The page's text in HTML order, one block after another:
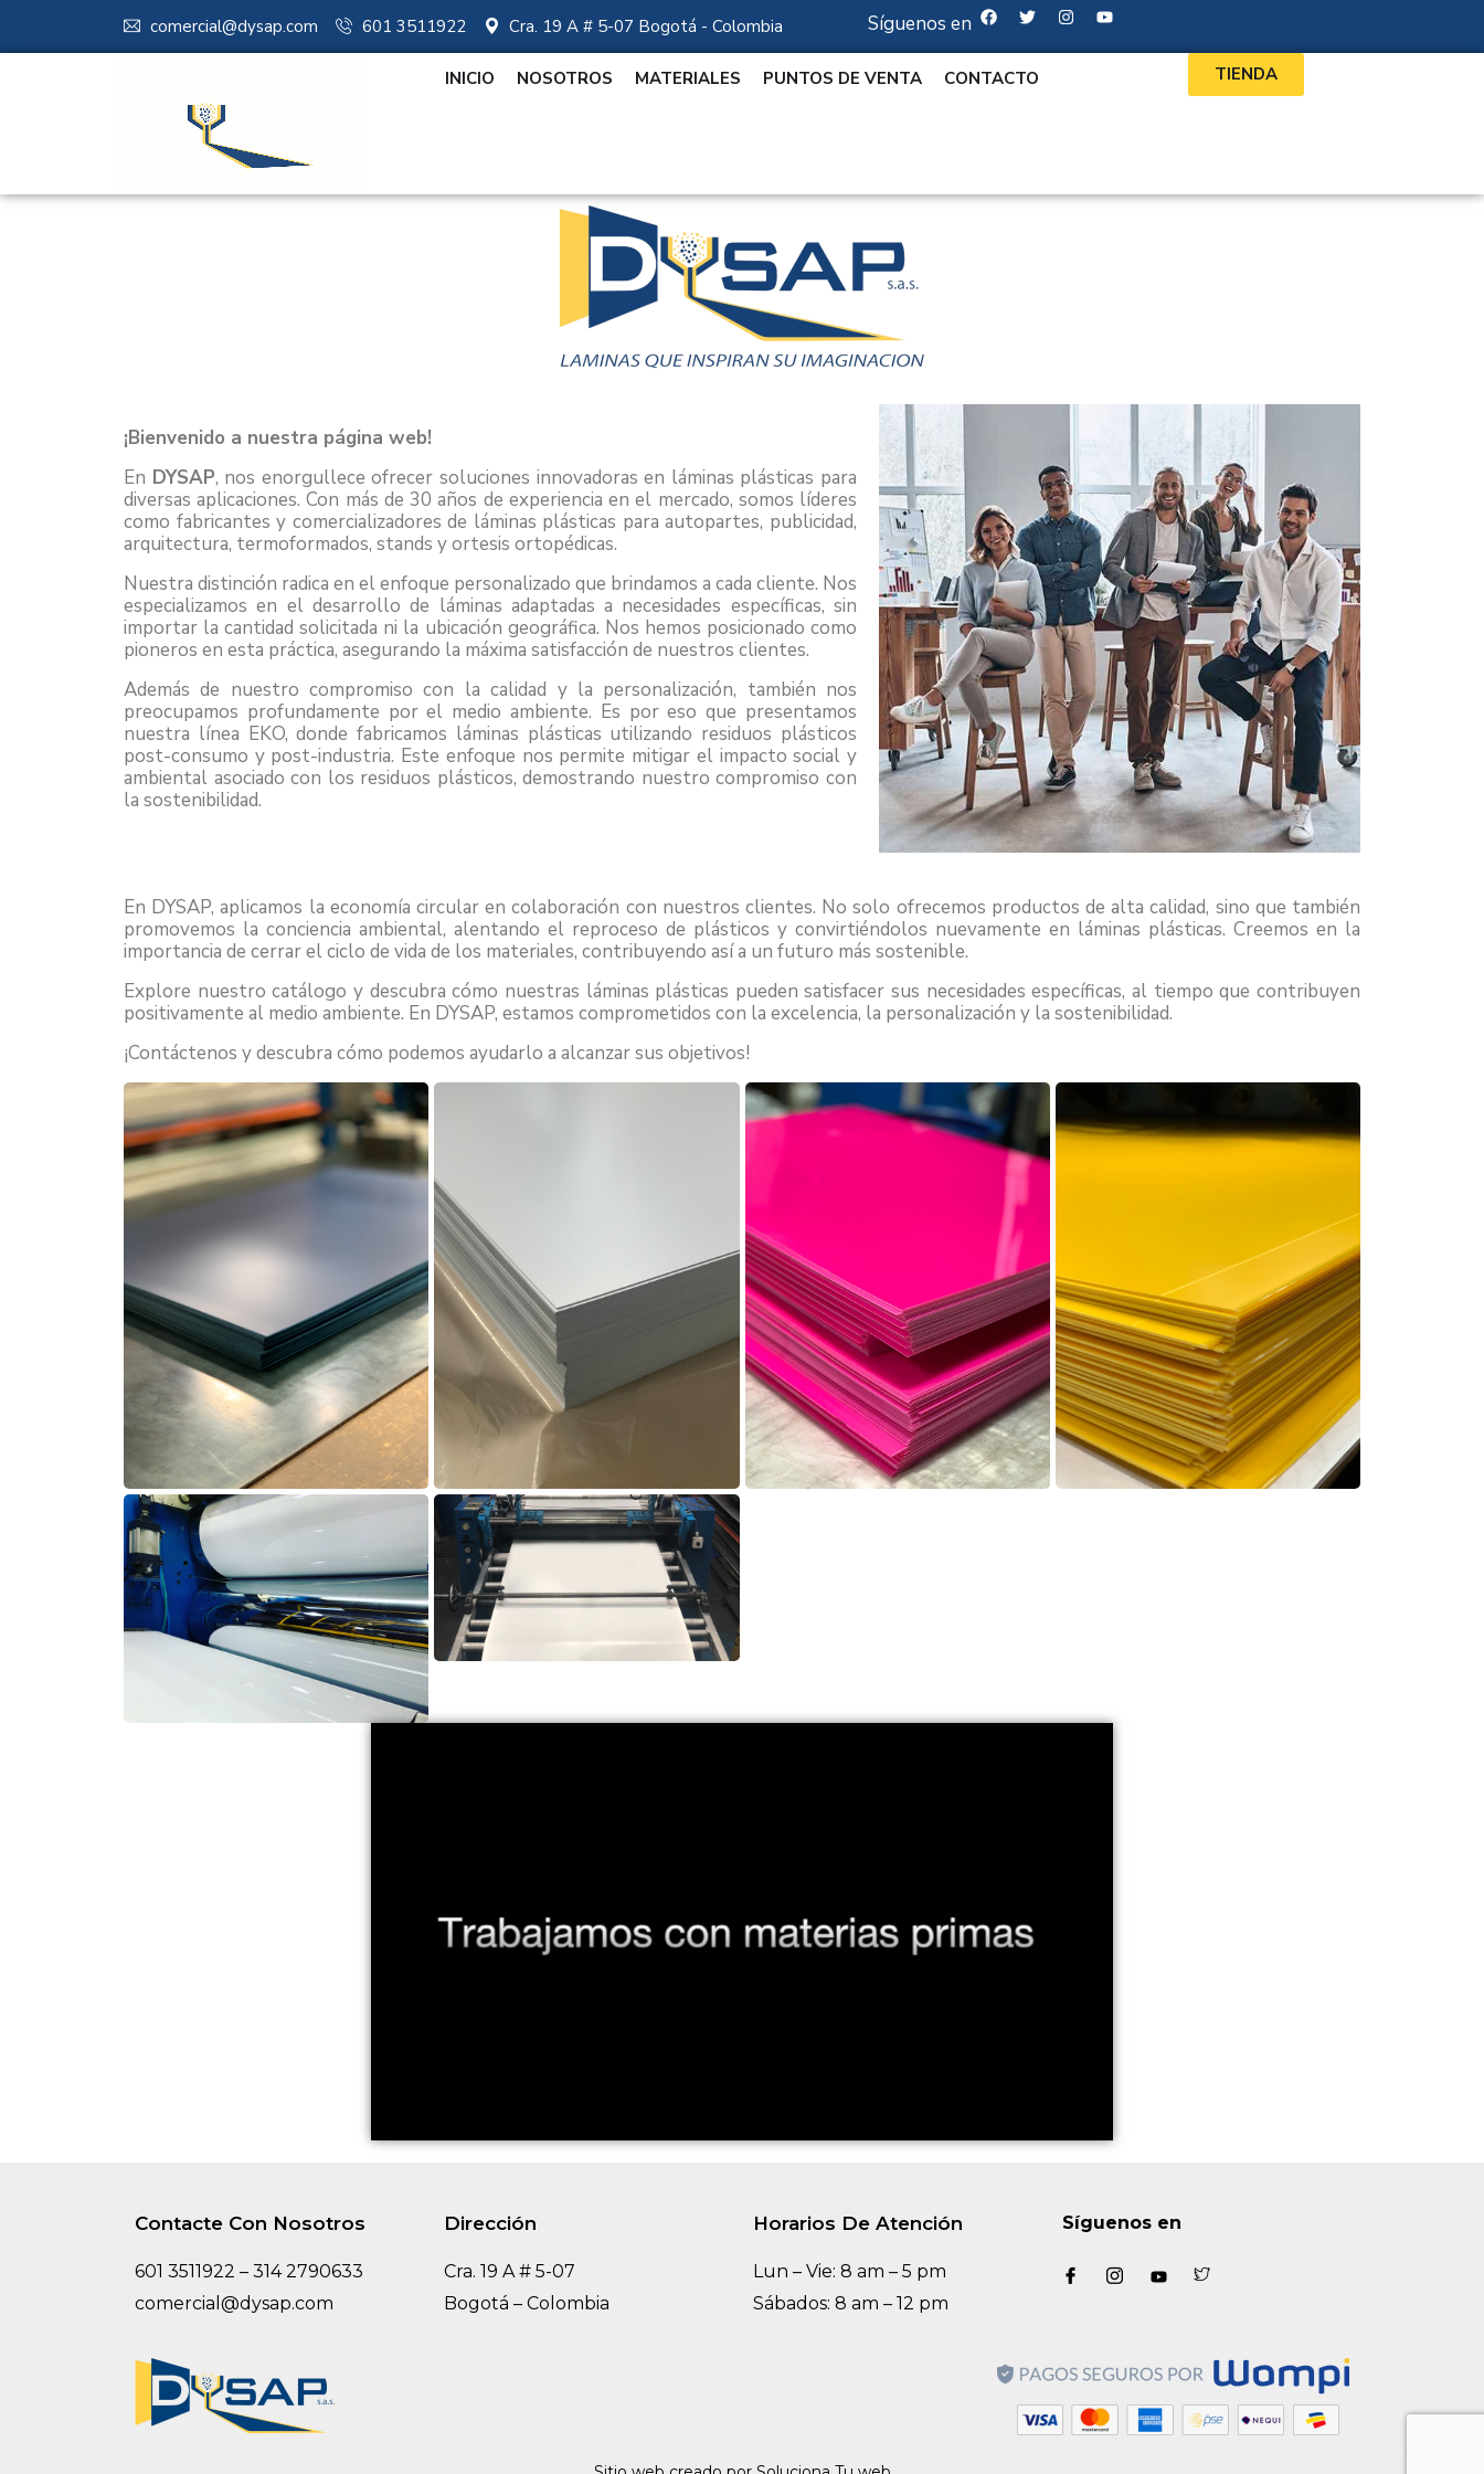
comercial@dysap.com 601 3511922 Cra. 19 A # 5-07 Bogotá - Colombia Síguenos en
INICIO NOSOTROS MATERIALES PUNTOS DE VENTA CONTACTO TIENDA
¡Bienvenido a nuestra página web!
En DYSAP, nos enorgullece ofrecer soluciones innovadoras en láminas plásticas para
diversas aplicaciones. Con más de 30 años de experiencia en el mercado, somos líderes
como fabricantes y comercializadores de láminas plásticas para autopartes, publicidad,
arquitectura, termoformados, stands y ortesis ortopédicas.
Nuestra distinción radica en el enfoque personalizado que brindamos a cada cliente. Nos
especializamos en el desarrollo de láminas adaptadas a necesidades específicas, sin
importar la cantidad solicitada ni la ubicación geográfica. Nos hemos posicionado como
pioneros en esta práctica, asegurando la máxima satisfacción de nuestros clientes.
Además de nuestro compromiso con la calidad y la personalización, también nos
preocupamos profundamente por el medio ambiente. Es por eso que presentamos
nuestra línea EKO, donde fabricamos láminas plásticas utilizando residuos plásticos
post-consumo y post-industria. Este enfoque nos permite mitigar el impacto social y
ambiental asociado con los residuos plásticos, demostrando nuestro compromiso con
la sostenibilidad.
En DYSAP, aplicamos la economía circular en colaboración con nuestros clientes. No solo ofrecemos productos de alta calidad, sino que también
promovemos la conciencia ambiental, alentando el reproceso de plásticos y convirtiéndolos nuevamente en láminas plásticas. Creemos en la
importancia de cerrar el ciclo de vida de los materiales, contribuyendo así a un futuro más sostenible.
Explore nuestro catálogo y descubra cómo nuestras láminas plásticas pueden satisfacer sus necesidades específicas, al tiempo que contribuyen
positivamente al medio ambiente. En DYSAP, estamos comprometidos con la excelencia, la personalización y la sostenibilidad.
¡Contáctenos y descubra cómo podemos ayudarlo a alcanzar sus objetivos!
Contacte Con Nosotros
601 3511922 – 314 2790633
comercial@dysap.com
Dirección
Cra. 19 A # 5-07
Bogotá – Colombia
Horarios De Atención
Lun – Vie: 8 am – 5 pm
Sábados: 8 am – 12 pm
Síguenos en